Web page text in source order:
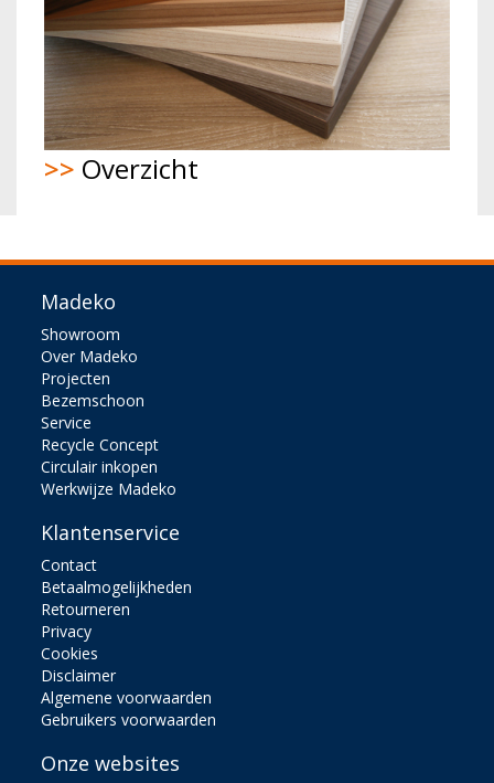
>> Overzicht
Madeko
Showroom
Over Madeko
Projecten
Bezemschoon
Service
Recycle Concept
Circulair inkopen
Werkwijze Madeko
Klantenservice
Contact
Betaalmogelijkheden
Retourneren
Privacy
Cookies
Disclaimer
Algemene voorwaarden
Gebruikers voorwaarden
Onze websites